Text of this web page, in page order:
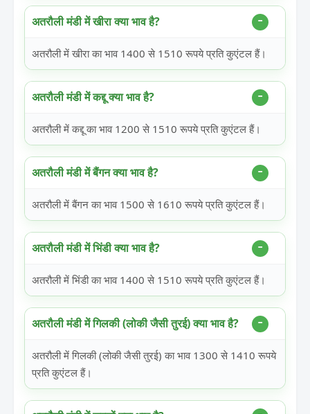
अतरौली मंडी में खीरा क्या भाव है?
अतरौली में खीरा का भाव 1400 से 1510 रूपये प्रति कुएंटल हैं।
अतरौली मंडी में कद्दू क्या भाव है?
अतरौली में कद्दू का भाव 1200 से 1510 रूपये प्रति कुएंटल हैं।
अतरौली मंडी में बैंगन क्या भाव है?
अतरौली में बैंगन का भाव 1500 से 1610 रूपये प्रति कुएंटल हैं।
अतरौली मंडी में भिंडी क्या भाव है?
अतरौली में भिंडी का भाव 1400 से 1510 रूपये प्रति कुएंटल हैं।
अतरौली मंडी में गिलकी (लोकी जैसी तुरई) क्या भाव है?
अतरौली में गिलकी (लोकी जैसी तुरई) का भाव 1300 से 1410 रूपये
प्रति कुएंटल हैं।